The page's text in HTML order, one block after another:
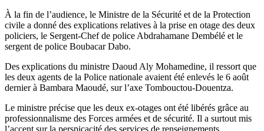
À la fin de l’audience, le Ministre de la Sécurité et de la Protection
civile a donné des explications relatives à la prise en otage des deux
policiers, le Sergent-Chef de police Abdrahamane Dembélé et le
sergent de police Boubacar Dabo.
Des explications du ministre Daoud Aly Mohamedine, il ressort que
les deux agents de la Police nationale avaient été enlevés le 6 août
dernier à Bambara Maoudé, sur l’axe Tombouctou-Douentza.
Le ministre précise que les deux ex-otages ont été libérés grâce au
professionnalisme des Forces armées et de sécurité. Il a surtout mis
l’accent sur la perspicacité des services de renseignements.